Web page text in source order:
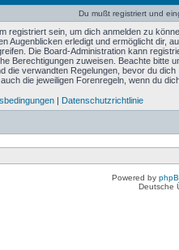
Du mußt registriert und
registriert sein, um dich anmelden zu
Augenblicken erledigt und ermöglicht dir,
Die Board-Administration kann
Berechtigungen zuweisen. Beachte bitte
die verwandten Regelungen, bevor du dich
die jeweiligen Forenregeln, wenn du
| Datenschutzrichtlinie
Powered by
Deutsche